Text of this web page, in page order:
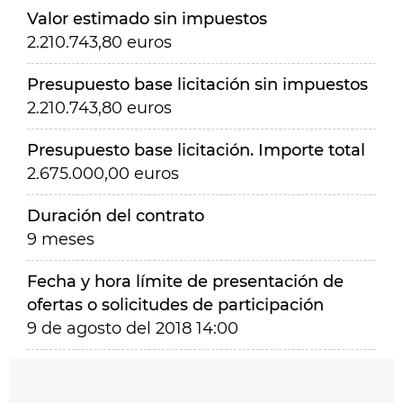
Valor estimado sin impuestos
2.210.743,80 euros
Presupuesto base licitación sin impuestos
2.210.743,80 euros
Presupuesto base licitación. Importe total
2.675.000,00 euros
Duración del contrato
9 meses
Fecha y hora límite de presentación de
ofertas o solicitudes de participación
9 de agosto del 2018 14:00